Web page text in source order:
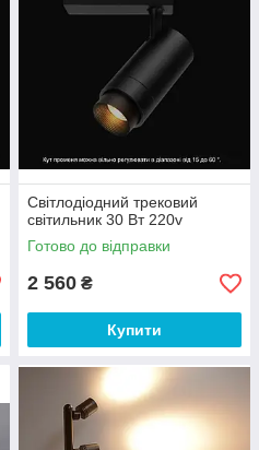
Світлодіодний трековий
світильник 30 Вт 220v
Готово до відправки
2 560 ₴
Купити